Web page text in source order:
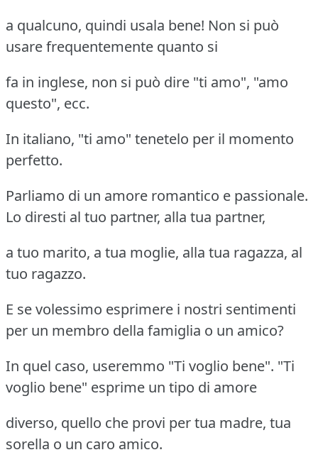
a qualcuno, quindi usala bene! Non si può
usare frequentemente quanto si
fa in inglese, non si può dire "ti amo", "amo
questo", ecc.
In italiano, "ti amo" tenetelo per il momento
perfetto.
Parliamo di un amore romantico e passionale.
Lo diresti al tuo partner, alla tua partner,
a tuo marito, a tua moglie, alla tua ragazza, al
tuo ragazzo.
E se volessimo esprimere i nostri sentimenti
per un membro della famiglia o un amico?
In quel caso, useremmo "Ti voglio bene". "Ti
voglio bene" esprime un tipo di amore
diverso, quello che provi per tua madre, tua
sorella o un caro amico.